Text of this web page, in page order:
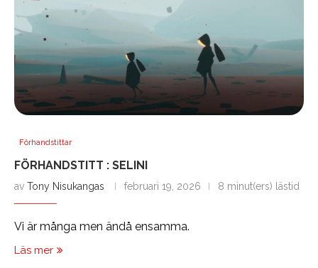
Förhandstittar
FÖRHANDSTITT : SELINI
av Tony Nisukangas februari 19, 2026 8 minut(ers) lästid
Vi är många men ändå ensamma.
Läs mer